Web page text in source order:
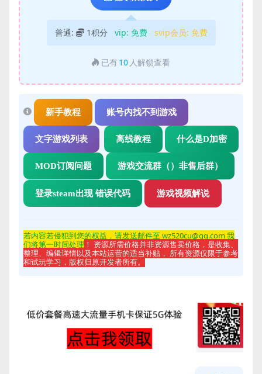
普通: 1积分 vip: 免费 svip会员: 免费
已有 10 人解锁查看
新手教程 账号内找不到游戏
文字游戏列表 离线教程 什么是D加密
MOD订阅问题 游戏交流群（）非售后群）
登录steam出现 错误代码 游戏视频解说
若内容若侵犯到您的权益，请发送邮件至 wz520cu@qq.com 我
们将第一时间处理 ！ 资源所需价格并非资源售卖价格，是收集、
整理、编辑详情以及本站运营的适当补贴， 所有资源仅限于参考
和试玩学习，版权归原开发者所有。